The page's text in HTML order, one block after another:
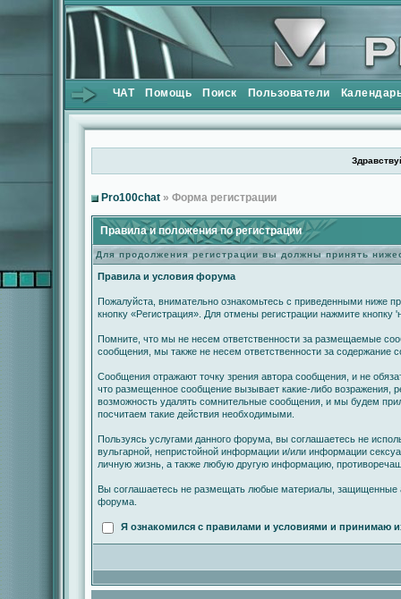
ЧАТ Помощь Поиск Пользователи
Pro100chat » Форма регистрации
Правила и положения по регистрации
Для продолжения регистрации вы должны принять
Правила и условия форума
Пожалуйста, внимательно ознакомьтесь с приведенными ниже
кнопку «Регистрация». Для отмены регистрации нажмите кнопку
Помните, что мы не несем ответственности за размещаемые
сообщения, мы также не несем ответственности за содержание
Сообщения отражают точку зрения автора сообщения, и не
что размещенное сообщение вызывает какие-либо возражения,
возможность удалять сомнительные сообщения, и мы будем
посчитаем такие действия необходимыми.
Пользуясь услугами данного форума, вы соглашаетесь не
вульгарной, непристойной информации и/или информации
личную жизнь, а также любую другую информацию,
Вы соглашаетесь не размещать любые материалы, защищенные
форума.
Я ознакомился с правилами и условиями и принимаю